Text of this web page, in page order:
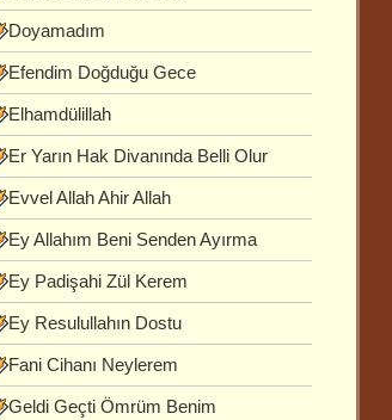
Doyamadım
Efendim Doğduğu Gece
Elhamdülillah
Er Yarın Hak Divanında Belli Olur
Evvel Allah Ahir Allah
Ey Allahım Beni Senden Ayırma
Ey Padişahi Zül Kerem
Ey Resulullahın Dostu
Fani Cihanı Neylerem
Geldi Geçti Ömrüm Benim